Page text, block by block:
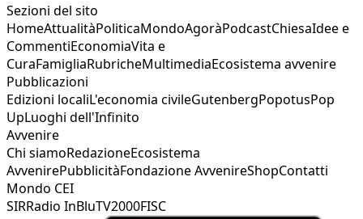
Sezioni del sito
HomeAttualitàPoliticaMondoAgoràPodcastChiesaIdee e
CommentiEconomiaVita e
CuraFamigliaRubricheMultimediaEcosistema avvenire
Pubblicazioni
Edizioni localiL'economia civileGutenbergPopotusPop
UpLuoghi dell'Infinito
Avvenire
Chi siamoRedazioneEcosistema
AvvenirePubblicitàFondazione AvvenireShopContatti
Mondo CEI
SIRRadio InBluTV2000FISC